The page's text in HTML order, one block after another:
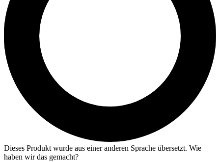
Dieses Produkt wurde aus einer anderen Sprache übersetzt. Wie
haben wir das gemacht?